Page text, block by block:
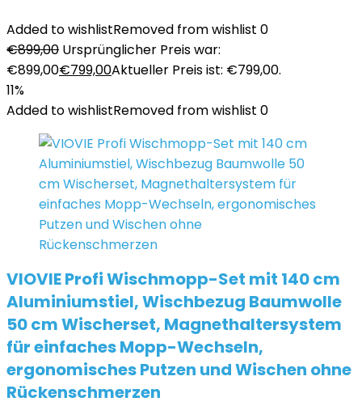
Added to wishlistRemoved from wishlist 0
€899,00 Ursprünglicher Preis war:
€899,00€799,00Aktueller Preis ist: €799,00.
11%
Added to wishlistRemoved from wishlist 0
VIOVIE Profi Wischmopp-Set mit 140 cm
Aluminiumstiel, Wischbezug Baumwolle
50 cm Wischerset, Magnethaltersystem
für einfaches Mopp-Wechseln,
ergonomisches Putzen und Wischen ohne
Rückenschmerzen